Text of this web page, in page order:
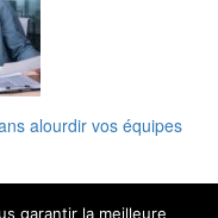
alourdir vos équipes
garantir la meilleure